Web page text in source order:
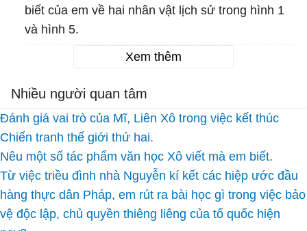
biết của em về hai nhân vật lịch sử trong hình 1
và hình 5.
Xem thêm
Nhiều người quan tâm
Đánh giá vai trò của Mĩ, Liên Xô trong việc kết thúc
Chiến tranh thế giới thứ hai.
Nêu một số tác phẩm văn học Xô viết mà em biết.
Từ việc triều đình nhà Nguyễn kí kết các hiệp ước đầu
hàng thực dân Pháp, em rút ra bài học gì trong việc bảo
vệ độc lập, chủ quyền thiêng liêng của tổ quốc hiện